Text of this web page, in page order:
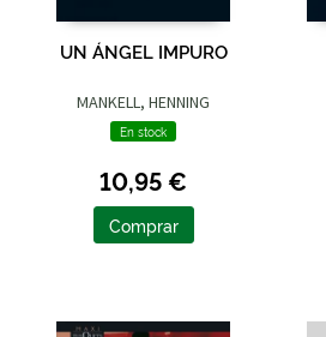
UN ÁNGEL IMPURO
MANKELL, HENNING
En stock
10,95 €
Comprar